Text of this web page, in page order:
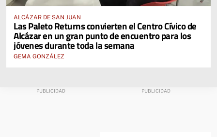
ALCÁZAR DE SAN JUAN
Las Paleto Returns convierten el Centro Cívico de
Alcázar en un gran punto de encuentro para los
jóvenes durante toda la semana
GEMA GONZÁLEZ